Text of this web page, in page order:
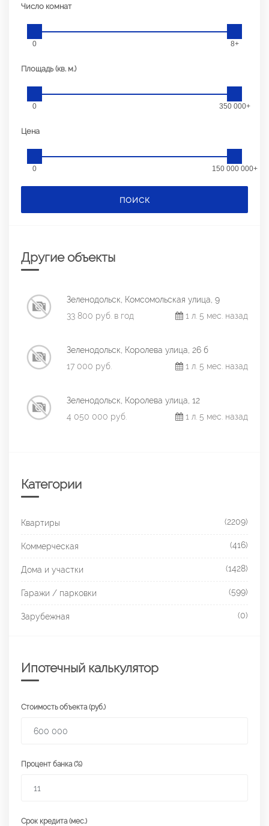
Число комнат
0 8+
Площадь (кв. м.)
0 350 000+
Цена
0 150 000 000+
ПОИСК
Другие объекты
Зеленодольск, Комсомольская улица, 9
33 800 руб. в год
1 л. 5 мес. назад
Зеленодольск, Королева улица, 26 б
17 000 руб.
1 л. 5 мес. назад
Зеленодольск, Королева улица, 12
4 050 000 руб.
1 л. 5 мес. назад
Категории
Квартиры (2209)
Коммерческая (416)
Дома и участки (1428)
Гаражи / парковки (599)
Зарубежная (0)
Ипотечный калькулятор
Стоимость объекта (руб.)
Процент банка (%)
Срок кредита (мес.)